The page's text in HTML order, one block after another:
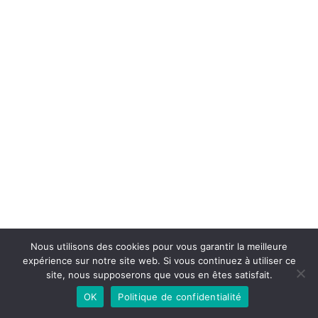
Nous utilisons des cookies pour vous garantir la meilleure
expérience sur notre site web. Si vous continuez à utiliser ce
site, nous supposerons que vous en êtes satisfait.
OK
Politique de confidentialité